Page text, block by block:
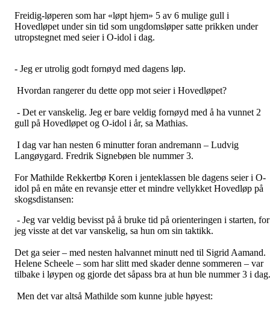
Freidig-løperen som har «løpt hjem» 5 av 6 mulige gull i
Hovedløpet under sin tid som ungdomsløper satte prikken under
utropstegnet med seier i O-idol i dag.
- Jeg er utrolig godt fornøyd med dagens løp.
Hvordan rangerer du dette opp mot seier i Hovedløpet?
- Det er vanskelig. Jeg er bare veldig fornøyd med å ha vunnet 2
gull på Hovedløpet og O-idol i år, sa Mathias.
I dag var han nesten 6 minutter foran andremann – Ludvig
Langøygard. Fredrik Signebøen ble nummer 3.
For Mathilde Rekkertbø Koren i jenteklassen ble dagens seier i O-
idol på en måte en revansje etter et mindre vellykket Hovedløp på
skogsdistansen:
- Jeg var veldig bevisst på å bruke tid på orienteringen i starten, for
jeg visste at det var vanskelig, sa hun om sin taktikk.
Det ga seier – med nesten halvannet minutt ned til Sigrid Aamand.
Helene Scheele – som har slitt med skader denne sommeren – var
tilbake i løypen og gjorde det såpass bra at hun ble nummer 3 i dag.
Men det var altså Mathilde som kunne juble høyest: